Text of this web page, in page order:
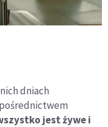
dniach
jest żywe i